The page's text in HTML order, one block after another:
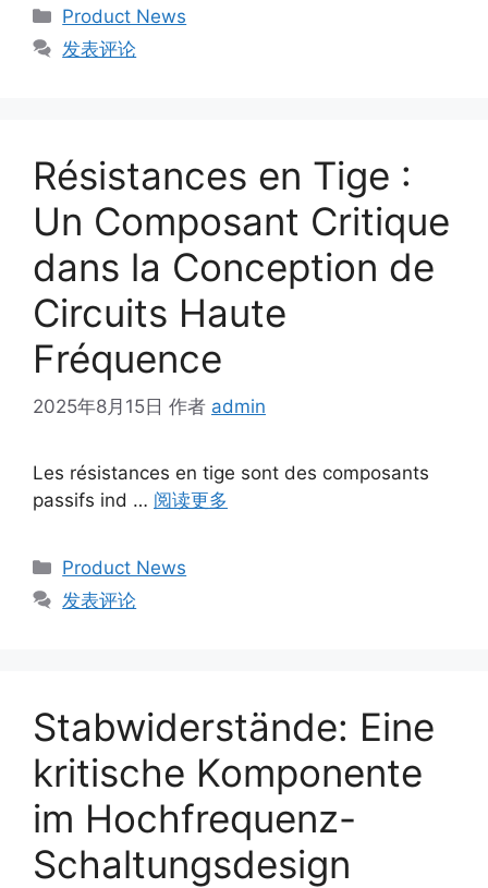
Product News
发表评论
Résistances en Tige :
Un Composant Critique
dans la Conception de
Circuits Haute
Fréquence
2025年8月15日 作者 admin
Les résistances en tige sont des composants
passifs ind … 阅读更多
Product News
发表评论
Stabwiderstände: Eine
kritische Komponente
im Hochfrequenz-
Schaltungsdesign